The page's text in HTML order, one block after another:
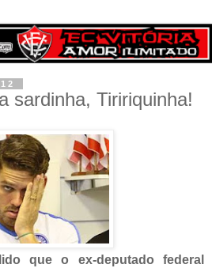
sardinha, Tiririquinha!
que o ex-deputado federal